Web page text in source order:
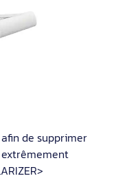
de supprimer